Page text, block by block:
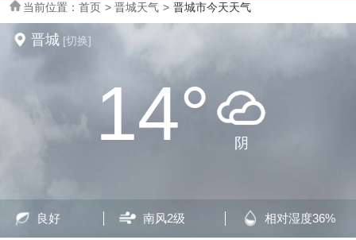
当前位置： 首页 > 晋城天气 > 晋城市今天天气
晋城 [切换]
14° 阴
良好 南风2级 相对湿度36%